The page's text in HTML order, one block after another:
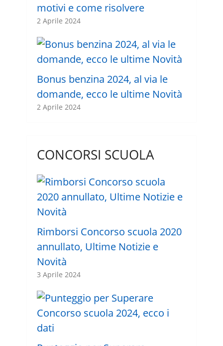
motivi e come risolvere
2 Aprile 2024
Bonus benzina 2024, al via le
domande, ecco le ultime Novità
2 Aprile 2024
CONCORSI SCUOLA
Rimborsi Concorso scuola 2020
annullato, Ultime Notizie e
Novità
3 Aprile 2024